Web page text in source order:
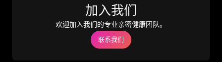
加入我们
欢迎加入我们的专业亲密健康团队。
联系我们